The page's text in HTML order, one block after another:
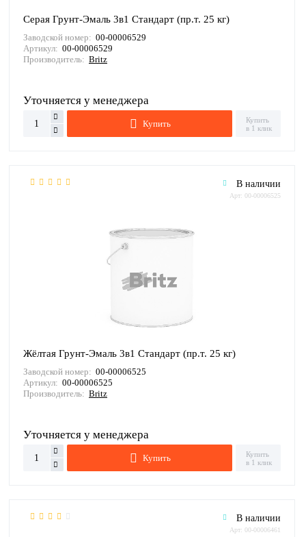
Серая Грунт-Эмаль 3в1 Стандарт (пр.т. 25 кг)
Заводской номер: 00-00006529
Артикул: 00-00006529
Производитель: Britz
Уточняется у менеджера
Купить
Купить
в 1 клик
В наличии
Арт: 00-00006525
Жёлтая Грунт-Эмаль 3в1 Стандарт (пр.т. 25 кг)
Заводской номер: 00-00006525
Артикул: 00-00006525
Производитель: Britz
Уточняется у менеджера
Купить
Купить
в 1 клик
В наличии
Арт: 00-00006461